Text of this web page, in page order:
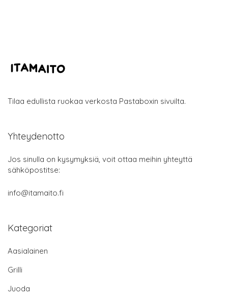
Tilaa edullista ruokaa verkosta Pastaboxin sivuilta.
Yhteydenotto
Jos sinulla on kysymyksiä, voit ottaa meihin yhteyttä
sähköpostitse:
info@itamaito.fi
Kategoriat
Aasialainen
Grilli
Juoda